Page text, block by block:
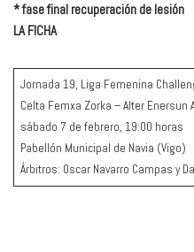
* fase final recuperación de lesión
LA FICHA
Jornada 19, Liga Femenina
Celta Femxa Zorka – Alter Enersun
sábado 7 de febrero, 19:00 horas
Pabellón Municipal de Navia (Vigo)
Árbitros: Oscar Navarro Campas y